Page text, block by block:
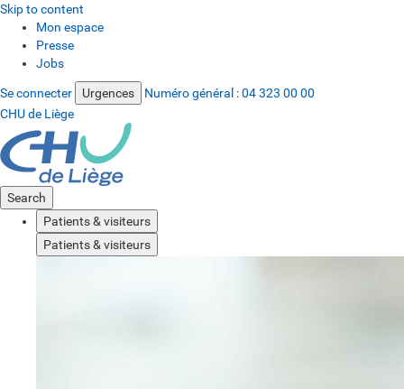
Skip to content
Mon espace
Presse
Jobs
Se connecter Urgences Numéro général :04 323 00 00
CHU de Liège
Search
Patients & visiteurs
Patients & visiteurs